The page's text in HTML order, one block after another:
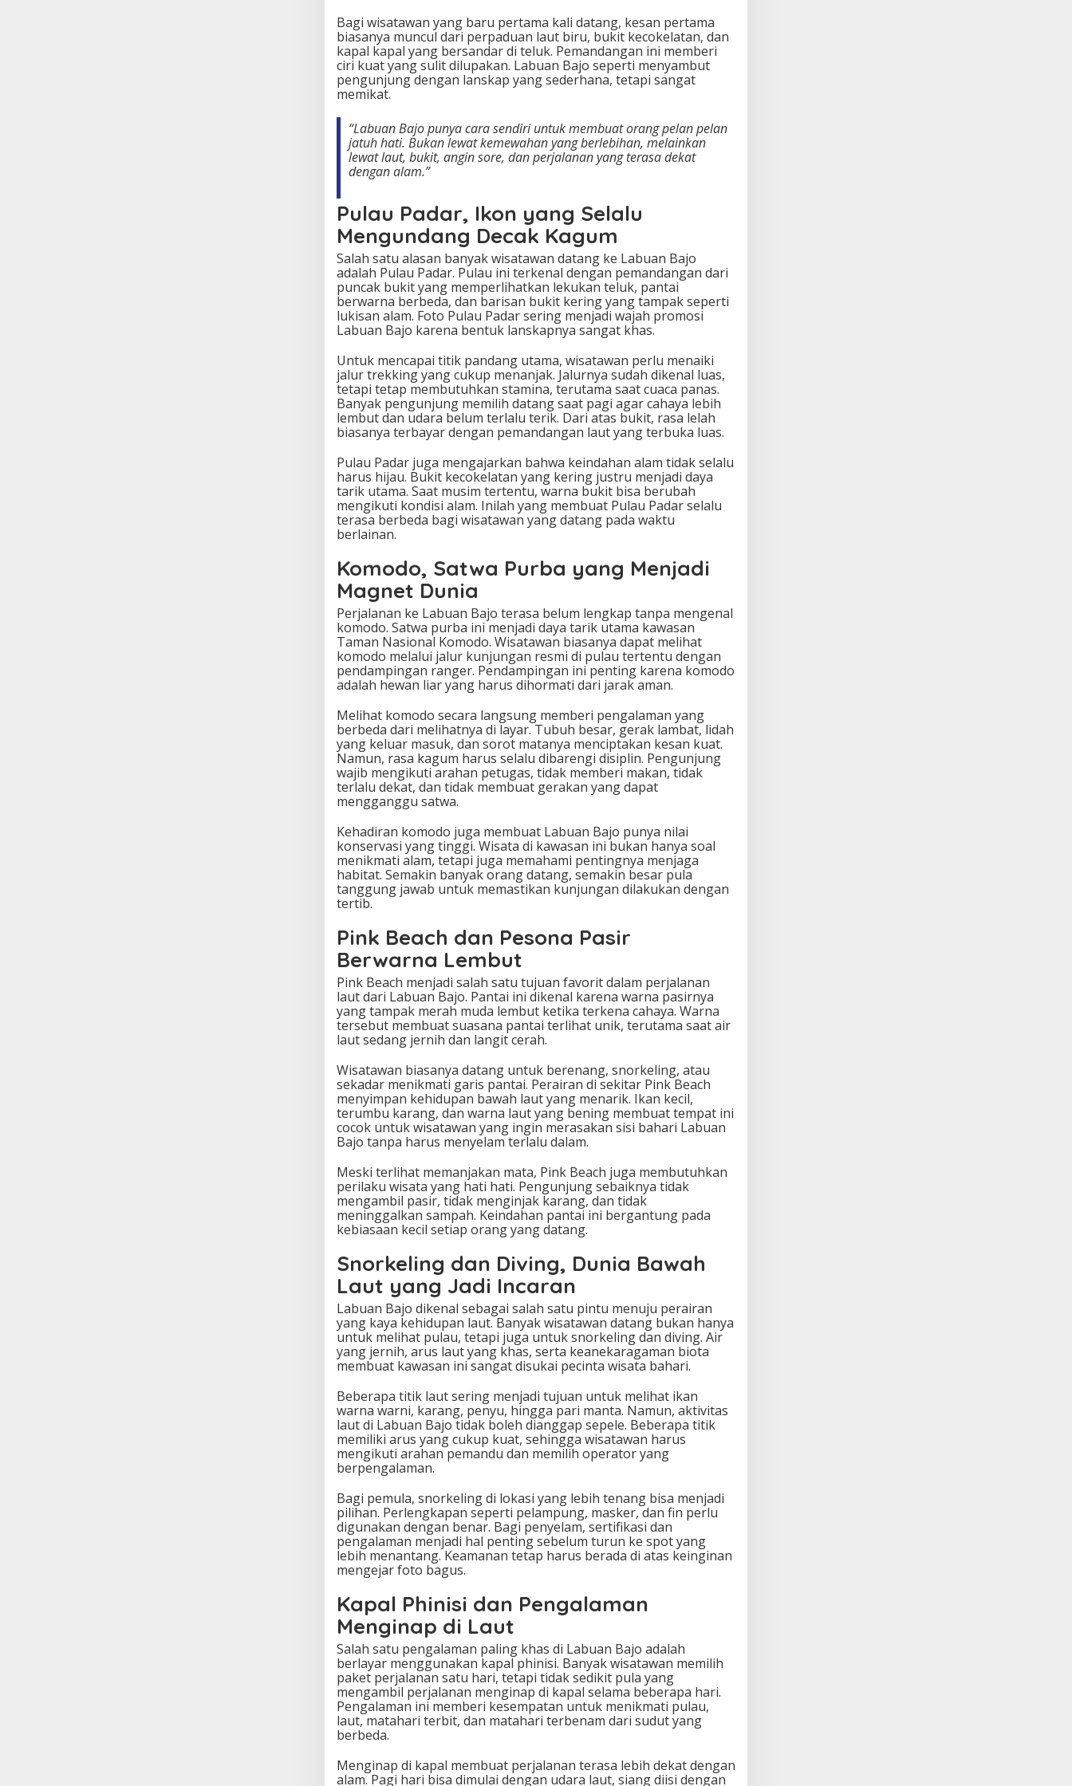
Bagi wisatawan yang baru pertama kali datang, kesan pertama
biasanya muncul dari perpaduan laut biru, bukit kecokelatan, dan
kapal kapal yang bersandar di teluk. Pemandangan ini memberi
ciri kuat yang sulit dilupakan. Labuan Bajo seperti menyambut
pengunjung dengan lanskap yang sederhana, tetapi sangat
memikat.
“Labuan Bajo punya cara sendiri untuk membuat orang pelan pelan
jatuh hati. Bukan lewat kemewahan yang berlebihan, melainkan
lewat laut, bukit, angin sore, dan perjalanan yang terasa dekat
dengan alam.”
Pulau Padar, Ikon yang Selalu
Mengundang Decak Kagum
Salah satu alasan banyak wisatawan datang ke Labuan Bajo
adalah Pulau Padar. Pulau ini terkenal dengan pemandangan dari
puncak bukit yang memperlihatkan lekukan teluk, pantai
berwarna berbeda, dan barisan bukit kering yang tampak seperti
lukisan alam. Foto Pulau Padar sering menjadi wajah promosi
Labuan Bajo karena bentuk lanskapnya sangat khas.
Untuk mencapai titik pandang utama, wisatawan perlu menaiki
jalur trekking yang cukup menanjak. Jalurnya sudah dikenal luas,
tetapi tetap membutuhkan stamina, terutama saat cuaca panas.
Banyak pengunjung memilih datang saat pagi agar cahaya lebih
lembut dan udara belum terlalu terik. Dari atas bukit, rasa lelah
biasanya terbayar dengan pemandangan laut yang terbuka luas.
Pulau Padar juga mengajarkan bahwa keindahan alam tidak selalu
harus hijau. Bukit kecokelatan yang kering justru menjadi daya
tarik utama. Saat musim tertentu, warna bukit bisa berubah
mengikuti kondisi alam. Inilah yang membuat Pulau Padar selalu
terasa berbeda bagi wisatawan yang datang pada waktu
berlainan.
Komodo, Satwa Purba yang Menjadi
Magnet Dunia
Perjalanan ke Labuan Bajo terasa belum lengkap tanpa mengenal
komodo. Satwa purba ini menjadi daya tarik utama kawasan
Taman Nasional Komodo. Wisatawan biasanya dapat melihat
komodo melalui jalur kunjungan resmi di pulau tertentu dengan
pendampingan ranger. Pendampingan ini penting karena komodo
adalah hewan liar yang harus dihormati dari jarak aman.
Melihat komodo secara langsung memberi pengalaman yang
berbeda dari melihatnya di layar. Tubuh besar, gerak lambat, lidah
yang keluar masuk, dan sorot matanya menciptakan kesan kuat.
Namun, rasa kagum harus selalu dibarengi disiplin. Pengunjung
wajib mengikuti arahan petugas, tidak memberi makan, tidak
terlalu dekat, dan tidak membuat gerakan yang dapat
mengganggu satwa.
Kehadiran komodo juga membuat Labuan Bajo punya nilai
konservasi yang tinggi. Wisata di kawasan ini bukan hanya soal
menikmati alam, tetapi juga memahami pentingnya menjaga
habitat. Semakin banyak orang datang, semakin besar pula
tanggung jawab untuk memastikan kunjungan dilakukan dengan
tertib.
Pink Beach dan Pesona Pasir
Berwarna Lembut
Pink Beach menjadi salah satu tujuan favorit dalam perjalanan
laut dari Labuan Bajo. Pantai ini dikenal karena warna pasirnya
yang tampak merah muda lembut ketika terkena cahaya. Warna
tersebut membuat suasana pantai terlihat unik, terutama saat air
laut sedang jernih dan langit cerah.
Wisatawan biasanya datang untuk berenang, snorkeling, atau
sekadar menikmati garis pantai. Perairan di sekitar Pink Beach
menyimpan kehidupan bawah laut yang menarik. Ikan kecil,
terumbu karang, dan warna laut yang bening membuat tempat ini
cocok untuk wisatawan yang ingin merasakan sisi bahari Labuan
Bajo tanpa harus menyelam terlalu dalam.
Meski terlihat memanjakan mata, Pink Beach juga membutuhkan
perilaku wisata yang hati hati. Pengunjung sebaiknya tidak
mengambil pasir, tidak menginjak karang, dan tidak
meninggalkan sampah. Keindahan pantai ini bergantung pada
kebiasaan kecil setiap orang yang datang.
Snorkeling dan Diving, Dunia Bawah
Laut yang Jadi Incaran
Labuan Bajo dikenal sebagai salah satu pintu menuju perairan
yang kaya kehidupan laut. Banyak wisatawan datang bukan hanya
untuk melihat pulau, tetapi juga untuk snorkeling dan diving. Air
yang jernih, arus laut yang khas, serta keanekaragaman biota
membuat kawasan ini sangat disukai pecinta wisata bahari.
Beberapa titik laut sering menjadi tujuan untuk melihat ikan
warna warni, karang, penyu, hingga pari manta. Namun, aktivitas
laut di Labuan Bajo tidak boleh dianggap sepele. Beberapa titik
memiliki arus yang cukup kuat, sehingga wisatawan harus
mengikuti arahan pemandu dan memilih operator yang
berpengalaman.
Bagi pemula, snorkeling di lokasi yang lebih tenang bisa menjadi
pilihan. Perlengkapan seperti pelampung, masker, dan fin perlu
digunakan dengan benar. Bagi penyelam, sertifikasi dan
pengalaman menjadi hal penting sebelum turun ke spot yang
lebih menantang. Keamanan tetap harus berada di atas keinginan
mengejar foto bagus.
Kapal Phinisi dan Pengalaman
Menginap di Laut
Salah satu pengalaman paling khas di Labuan Bajo adalah
berlayar menggunakan kapal phinisi. Banyak wisatawan memilih
paket perjalanan satu hari, tetapi tidak sedikit pula yang
mengambil perjalanan menginap di kapal selama beberapa hari.
Pengalaman ini memberi kesempatan untuk menikmati pulau,
laut, matahari terbit, dan matahari terbenam dari sudut yang
berbeda.
Menginap di kapal membuat perjalanan terasa lebih dekat dengan
alam. Pagi hari bisa dimulai dengan udara laut, siang diisi dengan